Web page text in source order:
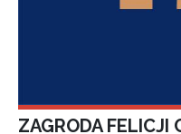
ZAGRODA FELICJI